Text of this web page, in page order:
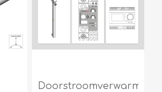
Doorstroomverwarmer